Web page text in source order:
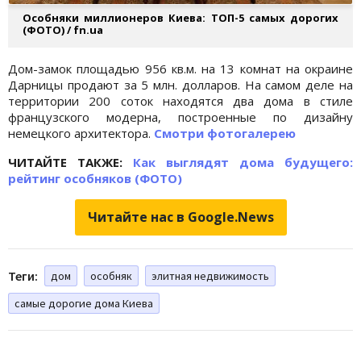
Особняки миллионеров Киева: ТОП-5 самых дорогих
(ФОТО) / fn.ua
Дом-замок площадью 956 кв.м. на 13 комнат на окраине
Дарницы продают за 5 млн. долларов. На самом деле на
территории 200 соток находятся два дома в стиле
французского модерна, построенные по дизайну
немецкого архитектора. Смотри фотогалерею
ЧИТАЙТЕ ТАКЖЕ: Как выглядят дома будущего:
рейтинг особняков (ФОТО)
Читайте нас в Google.News
Теги: дом особняк
элитная недвижимость
самые дорогие дома Киева